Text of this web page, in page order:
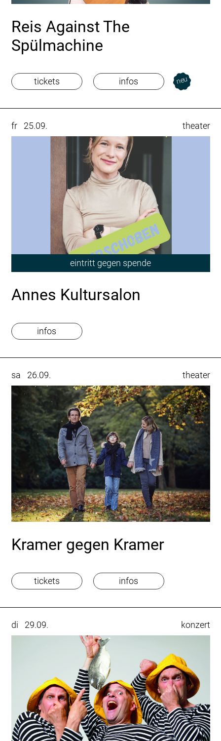
Reis Against The
Spülmachine
tickets infos neu
fr 25.09. theater
eintritt gegen spende
Annes Kultursalon
infos
sa 26.09. theater
Kramer gegen Kramer
tickets infos
di 29.09. konzert